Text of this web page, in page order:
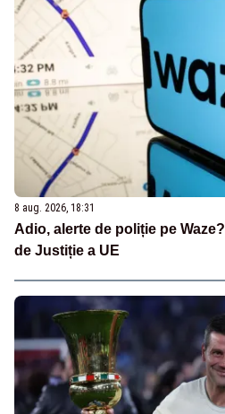
8 aug. 2026, 18:31
Adio, alerte de poliție pe
de Justiție a UE